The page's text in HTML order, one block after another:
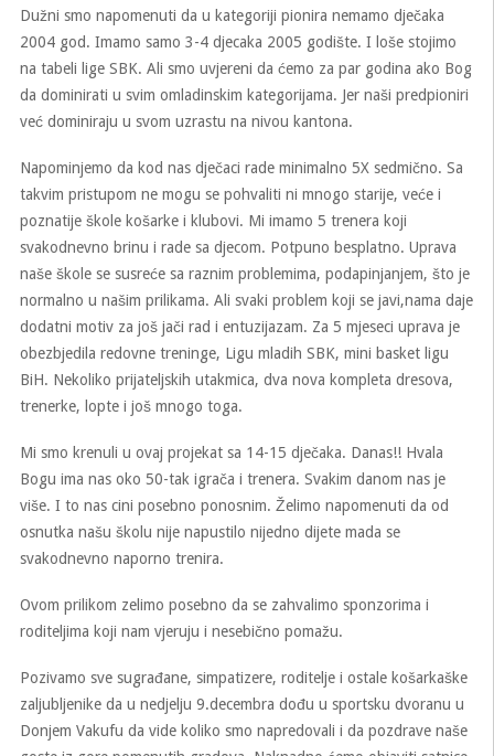
Dužni smo napomenuti da u kategoriji pionira nemamo dječaka
2004 god. Imamo samo 3-4 djecaka 2005 godište. I loše stojimo
na tabeli lige SBK. Ali smo uvjereni da ćemo za par godina ako Bog
da dominirati u svim omladinskim kategorijama. Jer naši predpioniri
već dominiraju u svom uzrastu na nivou kantona.
Napominjemo da kod nas dječaci rade minimalno 5X sedmično. Sa
takvim pristupom ne mogu se pohvaliti ni mnogo starije, veće i
poznatije škole košarke i klubovi. Mi imamo 5 trenera koji
svakodnevno brinu i rade sa djecom. Potpuno besplatno. Uprava
naše škole se susreće sa raznim problemima, podapinjanjem, što je
normalno u našim prilikama. Ali svaki problem koji se javi,nama daje
dodatni motiv za još jači rad i entuzijazam. Za 5 mjeseci uprava je
obezbjedila redovne treninge, Ligu mladih SBK, mini basket ligu
BiH. Nekoliko prijateljskih utakmica, dva nova kompleta dresova,
trenerke, lopte i još mnogo toga.
Mi smo krenuli u ovaj projekat sa 14-15 dječaka. Danas!! Hvala
Bogu ima nas oko 50-tak igrača i trenera. Svakim danom nas je
više. I to nas cini posebno ponosnim. Želimo napomenuti da od
osnutka našu školu nije napustilo nijedno dijete mada se
svakodnevno naporno trenira.
Ovom prilikom zelimo posebno da se zahvalimo sponzorima i
roditeljima koji nam vjeruju i nesebično pomažu.
Pozivamo sve sugrađane, simpatizere, roditelje i ostale košarkaške
zaljubljenike da u nedjelju 9.decembra dođu u sportsku dvoranu u
Donjem Vakufu da vide koliko smo napredovali i da pozdrave naše